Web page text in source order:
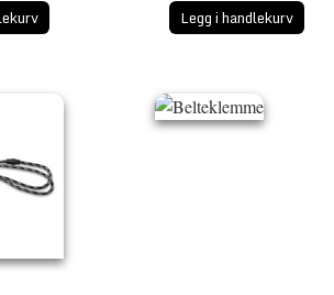
Legg i handlekurv
Belteklemme